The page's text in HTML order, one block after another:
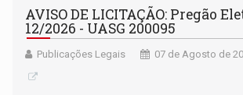
AVISO DE LICITAÇÃO: Pregão
12/2026 - UASG 200095
Publicações Legais 07 de Agosto de